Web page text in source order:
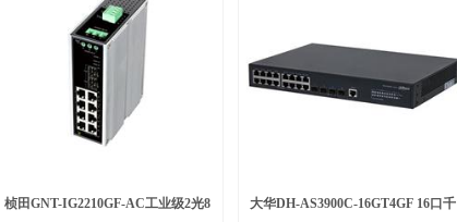
桢田GNT-IG2210GF-AC工业级2光8 大华DH-AS3900C-16GT4GF 16口千